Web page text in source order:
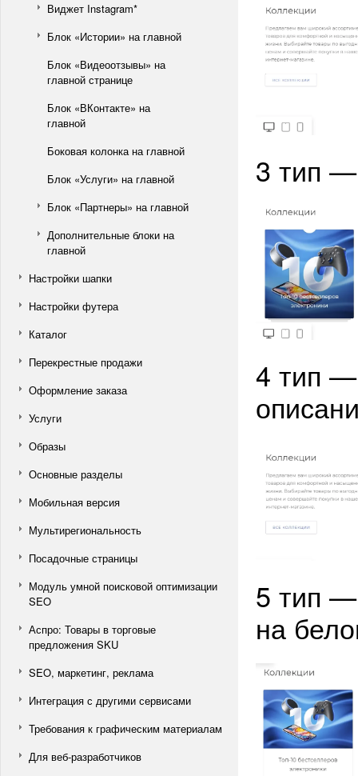
Виджет Instagram*
Блок «Истории» на главной
Блок «Видеоотзывы» на
главной странице
Блок «ВКонтакте» на
главной
Боковая колонка на главной
Блок «Услуги» на главной
Блок «Партнеры» на главной
Дополнительные блоки на
главной
Настройки шапки
Настройки футера
Каталог
Перекрестные продажи
Оформление заказа
Услуги
Образы
Основные разделы
Мобильная версия
Мультирегиональность
Посадочные страницы
Модуль умной поисковой оптимизации
SEO
Аспро: Товары в торговые
предложения SKU
SEO, маркетинг, реклама
Интеграция с другими сервисами
Требования к графическим материалам
Для веб-разработчиков
3 тип
4 тип —
5 тип —
на